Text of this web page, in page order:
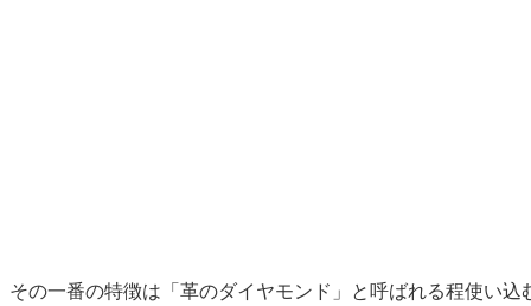
その一番の特徴は「革のダイヤモンド」と呼ばれる程使い